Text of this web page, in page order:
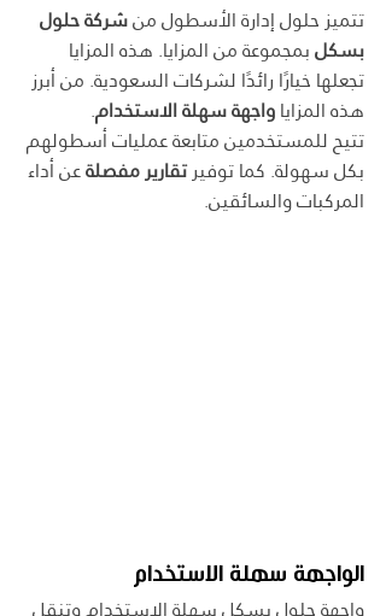
تتميز حلول إدارة الأسطول من شركة حلول
بسكل بمجموعة من المزايا. هذه المزايا
تجعلها خيارًا رائدًا لشركات السعودية. من أبرز
هذه المزايا واجهة سهلة الاستخدام.
تتيح للمستخدمين متابعة عمليات أسطولهم
بكل سهولة. كما توفير تقارير مفصلة عن أداء
المركبات والسائقين.
الواجهة سهلة الاستخدام